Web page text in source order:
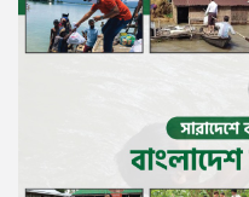
বিশেষ
প্রতিবেদন